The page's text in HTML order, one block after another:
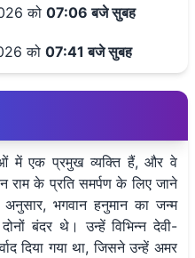
को 07:06 बजे सुबह
को 07:41 बजे सुबह
में एक प्रमुख व्यक्ति हैं, और वे
राम के प्रति समर्पण के लिए जाने
भगवान हनुमान का जन्म
बंदर थे। उन्हें विभिन्न देवी-
दिया गया था, जिसने उन्हें अमर